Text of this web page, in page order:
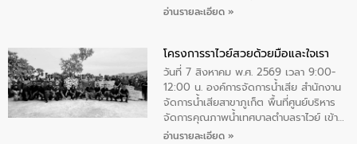
เจ้าสิริกิติ์พระบรมราชินีนาถ พระบรมราช
ทำเนียบรัฐบาล โดยมีนายอนุทิน ชาญวีรกูล
ทองคำและประกาศเกียรติคุณให้แก่ กำนัน
ผู้ใหญ่บ้านยอดเยี่ยม พร้อมกล่าวชื่นชม ให้
โอวาท และมอบนโยบาย
อ่านรายละเอียด »
โครงการราไวย์สวยด้วยมือและใจเรา
วันที่ 7 สิงหาคม พ.ศ. 2569 เวลา 9:00-
12:00 น. องค์การจัดการน้ำเสีย สำนักงาน
จัดการน้ำเสียสาขาภูเก็ต พื้นที่ศูนย์บริหาร
จัดการคุณภาพน้ำเทศบาลตำบลราไวย์ เข้า
ร่วมโครงการราไวย์สวยด้วยมือและใจเรา
อ่านรายละเอียด »